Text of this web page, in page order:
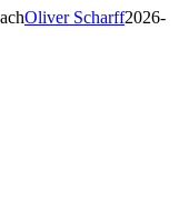
Oliver Scharff2026-